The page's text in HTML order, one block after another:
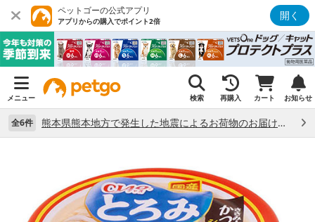
ペットゴーの公式アプリ
アプリからの購入でポイント2倍 開く
メニュー 検索 再購入 カート お知らせ
全6件 熊本県熊本地方で発生した地震によるお荷物のお届け状況について （7/28）